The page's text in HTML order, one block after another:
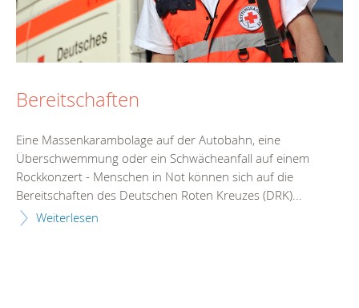
Bereitschaften
Eine Massenkarambolage auf der Autobahn, eine
Überschwemmung oder ein Schwächeanfall auf einem
Rockkonzert - Menschen in Not können sich auf die
Bereitschaften des Deutschen Roten Kreuzes (DRK)...
Weiterlesen